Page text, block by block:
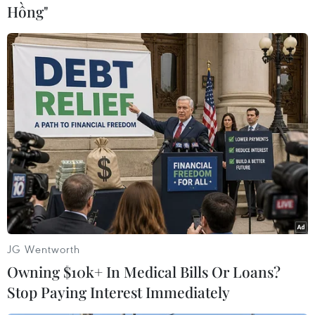
phải thu theo phán quyết của tòa sẽ làm tăng vốn chủ sở hữu. Những
vụ kiện về thu hồi nợ mà trường hợp điển hình là món nợ trên 5 năm
(theo quy định đã lập dự phòng 100%) của Công ty Cổ phần Tập đoàn
FLC.
Hòa Bình không những thu hồi được 100% nợ gốc mà còn thu cả lãi và
phạt có giá trị lên đến trên 58% nợ gốc. Phần chênh lệch khoản phải
thu giữa giá trị ghi nhận trên sổ sách và giá trị phán quyết của toà là
652 tỷ đồng. Theo Tập đoàn, đó là khoản nợ hoàn toàn có khả năng
thu hồi./.
Hồng"
JG Wentworth
Owning $10k+ In Medical Bills Or Loans?
Stop Paying Interest Immediately